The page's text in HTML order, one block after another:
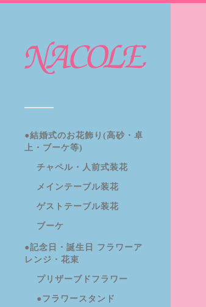
●結婚式のお花飾り(高砂・卓
上・ブーケ等)
チャペル・人前式装花
メインテーブル装花
ゲストテーブル装花
ブーケ
●記念日・誕生日 フラワーア
レンジ・花束
プリザーブドフラワー
●フラワースタンド